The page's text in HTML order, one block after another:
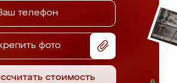
фото
стоимость